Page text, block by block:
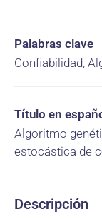
Palabras clave
Confiabilidad,
Título en
Algoritmo
estocástica de
Descripción